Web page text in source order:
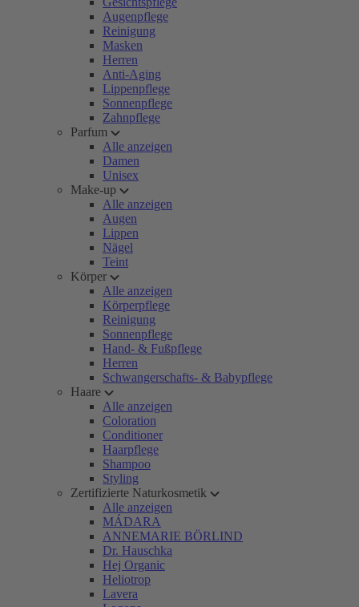
Augenpflege
Reinigung
Masken
Herren
Anti-Aging
Lippenpflege
Sonnenpflege
Zahnpflege
Parfum
Alle anzeigen
Damen
Unisex
Make-up
Alle anzeigen
Augen
Lippen
Nägel
Teint
Körper
Alle anzeigen
Körperpflege
Reinigung
Sonnenpflege
Hand- & Fußpflege
Herren
Schwangerschafts- & Babypflege
Haare
Alle anzeigen
Coloration
Conditioner
Haarpflege
Shampoo
Styling
Zertifizierte Naturkosmetik
Alle anzeigen
MÁDARA
ANNEMARIE BÖRLIND
Dr. Hauschka
Hej Organic
Heliotrop
Lavera